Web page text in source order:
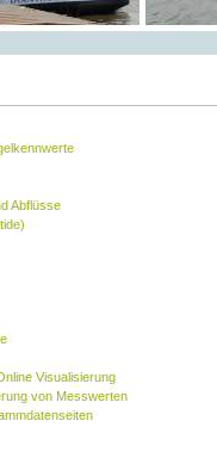
Abflüsse
Visualisierung
von Messwerten